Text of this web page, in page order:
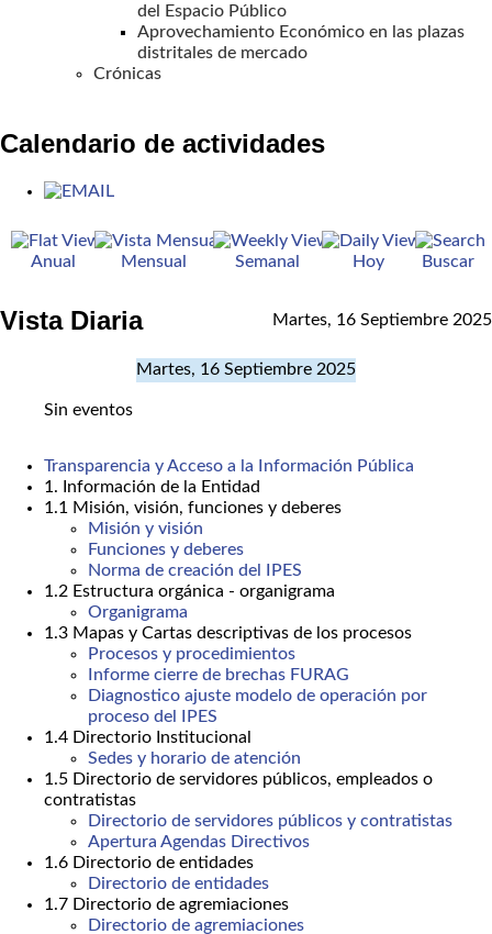
del Espacio Público
Aprovechamiento Económico en las plazas
distritales de mercado
Crónicas
Calendario de actividades
Anual Mensual Semanal Hoy Buscar
Vista Diaria Martes, 16 Septiembre 2025
Martes, 16 Septiembre 2025
Sin eventos
Transparencia y Acceso a la Información Pública
1. Información de la Entidad
1.1 Misión, visión, funciones y deberes
Misión y visión
Funciones y deberes
Norma de creación del IPES
1.2 Estructura orgánica - organigrama
Organigrama
1.3 Mapas y Cartas descriptivas de los procesos
Procesos y procedimientos
Informe cierre de brechas FURAG
Diagnostico ajuste modelo de operación por
proceso del IPES
1.4 Directorio Institucional
Sedes y horario de atención
1.5 Directorio de servidores públicos, empleados o
contratistas
Directorio de servidores públicos y contratistas
Apertura Agendas Directivos
1.6 Directorio de entidades
Directorio de entidades
1.7 Directorio de agremiaciones
Directorio de agremiaciones